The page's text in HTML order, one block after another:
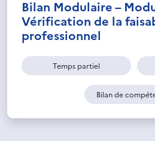
Bilan Modulaire –
Vérification de la
professionnel
Temps partiel
Bilan de